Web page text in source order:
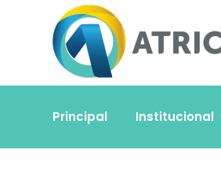
Principal Institucional